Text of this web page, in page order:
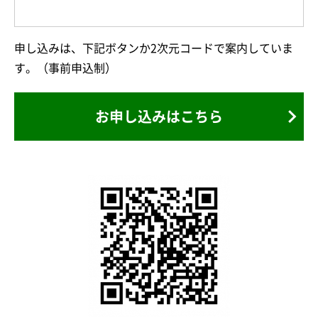
申し込みは、下記ボタンか2次元コードで案内していま
す。（事前申込制）
お申し込みはこちら